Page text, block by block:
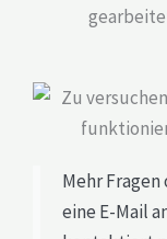
Mehr
eine E-Mail